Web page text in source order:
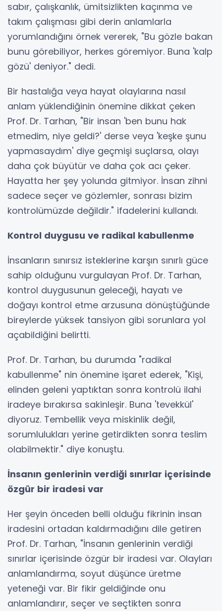
sabır, çalışkanlık, ümitsizlikten kaçınma ve
takım çalışması gibi derin anlamlarla
yorumlandığını örnek vererek, "Bu gözle bakan
bunu görebiliyor, herkes göremiyor. Buna 'kalp
gözü' deniyor." dedi.
Bir hastalığa veya hayat olaylarına nasıl
anlam yüklendiğinin önemine dikkat çeken
Prof. Dr. Tarhan, "Bir insan 'ben bunu hak
etmedim, niye geldi?' derse veya 'keşke şunu
yapmasaydım' diye geçmişi suçlarsa, olayı
daha çok büyütür ve daha çok acı çeker.
Hayatta her şey yolunda gitmiyor. İnsan zihni
sadece seçer ve gözlemler, sonrası bizim
kontrolümüzde değildir." ifadelerini kullandı.
Kontrol duygusu ve radikal kabullenme
İnsanların sınırsız isteklerine karşın sınırlı güce
sahip olduğunu vurgulayan Prof. Dr. Tarhan,
kontrol duygusunun geleceği, hayatı ve
doğayı kontrol etme arzusuna dönüştüğünde
bireylerde yüksek tansiyon gibi sorunlara yol
açabildiğini belirtti.
Prof. Dr. Tarhan, bu durumda "radikal
kabullenme" nin önemine işaret ederek, "Kişi,
elinden geleni yaptıktan sonra kontrolü ilahi
iradeye bırakırsa sakinleşir. Buna 'tevekkül'
diyoruz. Tembellik veya miskinlik değil,
sorumlulukları yerine getirdikten sonra teslim
olabilmektir." diye konuştu.
İnsanın genlerinin verdiği sınırlar içerisinde
özgür bir iradesi var
Her şeyin önceden belli olduğu fikrinin insan
iradesini ortadan kaldırmadığını dile getiren
Prof. Dr. Tarhan, "İnsanın genlerinin verdiği
sınırlar içerisinde özgür bir iradesi var. Olayları
anlamlandırma, soyut düşünce üretme
yeteneği var. Bir fikir geldiğinde onu
anlamlandırır, seçer ve seçtikten sonra